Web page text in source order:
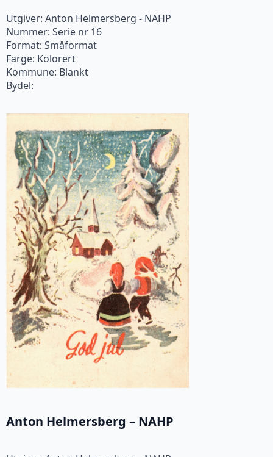
Utgiver: Anton Helmersberg - NAHP
Nummer: Serie nr 16
Format: Småformat
Farge: Kolorert
Kommune: Blankt
Bydel:
Anton Helmersberg – NAHP